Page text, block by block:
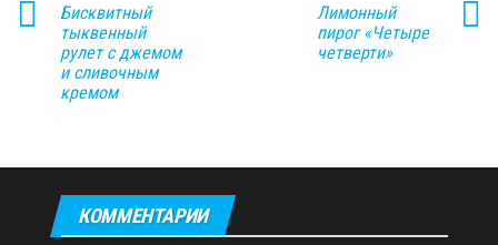
Бисквитный
тыквенный
рулет с джемом
и сливочным
кремом
Лимонный
пирог «Четыре
четверти»
КОММЕНТАРИИ